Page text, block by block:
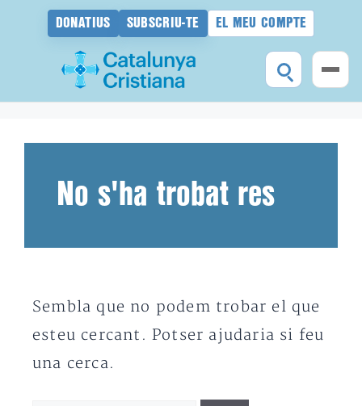
DONATIUS SUBSCRIU-TE EL MEU COMPTE
No s'ha trobat res
Sembla que no podem trobar el que
esteu cercant. Potser ajudaria si feu
una cerca.